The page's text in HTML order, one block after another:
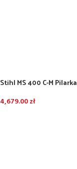
Stihl MS 400 C-M
4,679.00zł